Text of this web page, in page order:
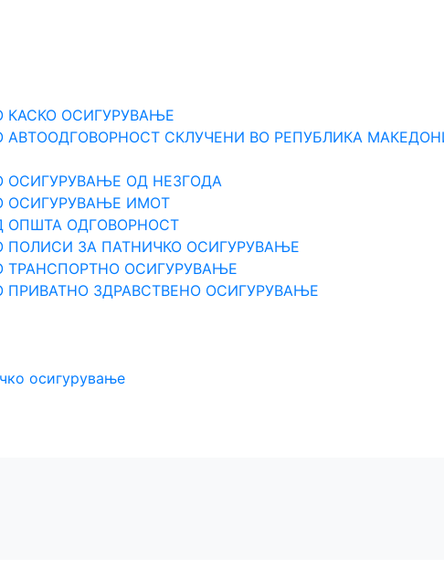
КАСКО ОСИГУРУВАЊЕ
СКЛУЧЕНИ ВО РЕПУБЛИКА
ОСИГУРУВАЊЕ ОД НЕЗГОДА
ОСИГУРУВАЊЕ ИМОТ
ОПШТА ОДГOВОРНОСТ
ЗА ПАТНИЧКО ОСИГУРУВАЊЕ
ТРАНСПОРТНО ОСИГУРУВАЊЕ
ЗДРАВСТВЕНО ОСИГУРУВАЊЕ
осигурување